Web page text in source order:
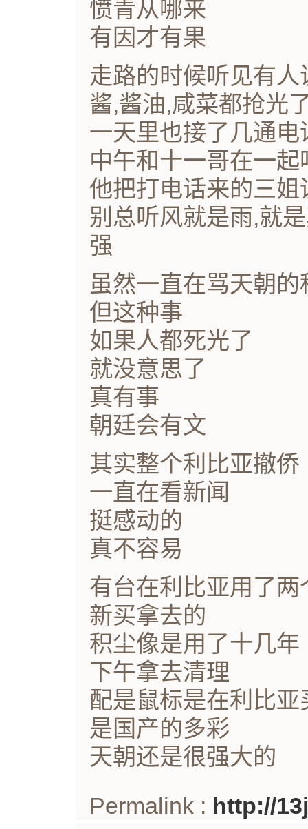
愤青从哪来
有因才有果
走路的时候听见有人
酱,酱油,咸菜都抢光
一天里也接了几通电
中午和十一哥在一起
他把打电话来的三姐
别总听风就是雨,就
强
虽然一直在骂天朝的
但这种事
如果人都死光了
就没意思了
真有事
朝廷会有文
其实整个利比亚撤侨
一直在看新闻
挺感动的
真不容易
有台在利比亚用了两
新买拿去的
积尘像是用了十几年
下午拿去清理
配是鼠标是在利比亚
是国产的多彩
天朝还是很强大的
Permalink : http://